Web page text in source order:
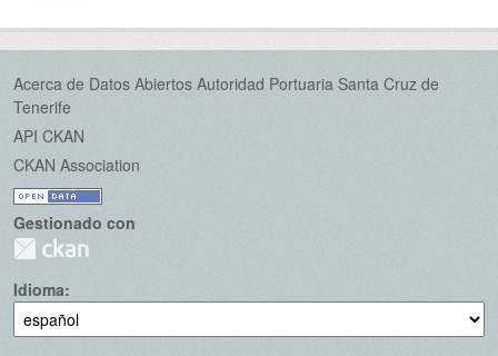
Acerca de Datos Abiertos Autoridad Portuaria Santa Cruz de
Tenerife
API CKAN
CKAN Association
Gestionado con
Idioma